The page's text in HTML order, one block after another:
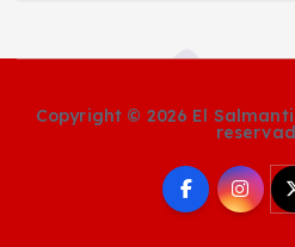
Copyright © 2026 El